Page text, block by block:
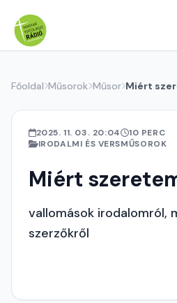
Főoldal Műsorok Műsor Miért
2025. 11. 03. 20:04
10 PERC
IRODALMI ÉS VERSMŰSOROK
Miért
vallomások irodalomról,
szerzőkről